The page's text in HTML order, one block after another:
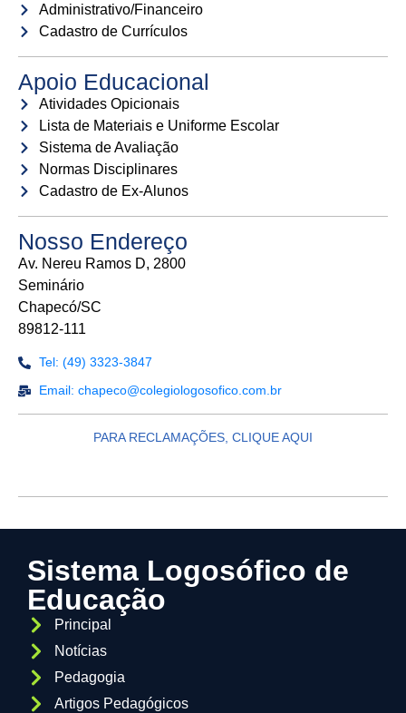
Administrativo/Financeiro
Cadastro de Currículos
Apoio Educacional
Atividades Opicionais
Lista de Materiais e Uniforme Escolar
Sistema de Avaliação
Normas Disciplinares
Cadastro de Ex-Alunos
Nosso Endereço
Av. Nereu Ramos D, 2800
Seminário
Chapecó/SC
89812-111
Tel: (49) 3323-3847
Email: chapeco@colegiologosofico.com.br
PARA RECLAMAÇÕES, CLIQUE AQUI
Sistema Logosófico de
Educação
Principal
Notícias
Pedagogia
Artigos Pedagógicos